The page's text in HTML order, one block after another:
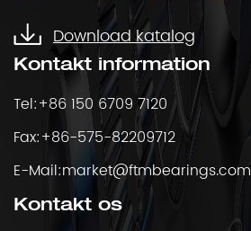
Download katalog
Kontakt information
Tel:+86 150 6709 7120
Fax:+86-575-82209712
E-Mail:market@ftmbearings.com
Kontakt os